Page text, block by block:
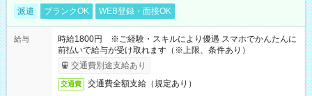
派遣 ブランクOK WEB登録・面接OK
給与
時給1800円 ※ご経験・スキルにより優遇 スマホでかんたんに
前払いで給与が受け取れます（※上限、条件あり）
交通費別途支給あり
交通費 交通費全額支給（規定あり）